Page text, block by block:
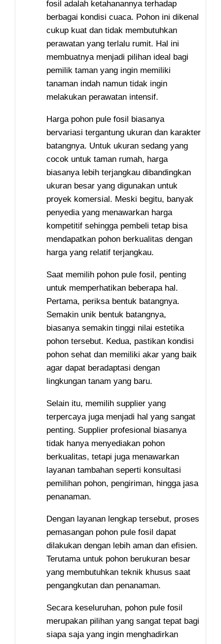
fosil adalah ketahanannya terhadap
berbagai kondisi cuaca. Pohon ini dikenal
cukup kuat dan tidak membutuhkan
perawatan yang terlalu rumit. Hal ini
membuatnya menjadi pilihan ideal bagi
pemilik taman yang ingin memiliki
tanaman indah namun tidak ingin
melakukan perawatan intensif.
Harga pohon pule fosil biasanya
bervariasi tergantung ukuran dan karakter
batangnya. Untuk ukuran sedang yang
cocok untuk taman rumah, harga
biasanya lebih terjangkau dibandingkan
ukuran besar yang digunakan untuk
proyek komersial. Meski begitu, banyak
penyedia yang menawarkan harga
kompetitif sehingga pembeli tetap bisa
mendapatkan pohon berkualitas dengan
harga yang relatif terjangkau.
Saat memilih pohon pule fosil, penting
untuk memperhatikan beberapa hal.
Pertama, periksa bentuk batangnya.
Semakin unik bentuk batangnya,
biasanya semakin tinggi nilai estetika
pohon tersebut. Kedua, pastikan kondisi
pohon sehat dan memiliki akar yang baik
agar dapat beradaptasi dengan
lingkungan tanam yang baru.
Selain itu, memilih supplier yang
terpercaya juga menjadi hal yang sangat
penting. Supplier profesional biasanya
tidak hanya menyediakan pohon
berkualitas, tetapi juga menawarkan
layanan tambahan seperti konsultasi
pemilihan pohon, pengiriman, hingga jasa
penanaman.
Dengan layanan lengkap tersebut, proses
pemasangan pohon pule fosil dapat
dilakukan dengan lebih aman dan efisien.
Terutama untuk pohon berukuran besar
yang membutuhkan teknik khusus saat
pengangkutan dan penanaman.
Secara keseluruhan, pohon pule fosil
merupakan pilihan yang sangat tepat bagi
siapa saja yang ingin menghadirkan